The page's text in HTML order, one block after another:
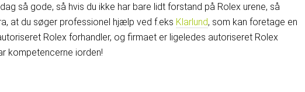
så gode, så hvis du ikke har bare lidt forstand på Rolex urene, så
at du søger professionel hjælp ved f.eks Klarlund, som kan foretage en
Rolex forhandler, og firmaet er ligeledes autoriseret Rolex
kompetencerne iorden!